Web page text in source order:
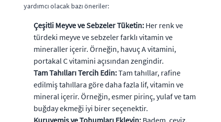
yardımcı olacak bazı öneriler:
Çeşitli Meyve ve Sebzeler Tüketin: Her renk ve
türdeki meyve ve sebzeler farklı vitamin ve
mineraller içerir. Örneğin, havuç A vitamini,
portakal C vitamini açısından zengindir.
Tam Tahılları Tercih Edin:Tam tahıllar, rafine
edilmiş tahıllara göre daha fazla lif, vitamin ve
mineral içerir. Örneğin, esmer pirinç, yulaf ve tam
buğday ekmeği iyi birer seçenektir.
Kuruyemiş ve Tohumları Ekleyin: Badem, ceviz,